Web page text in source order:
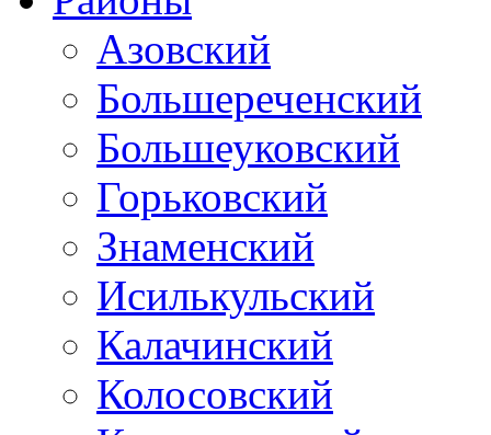
Азовский
Большереченский
Большеуковский
Горьковский
Знаменский
Исилькульский
Калачинский
Колосовский